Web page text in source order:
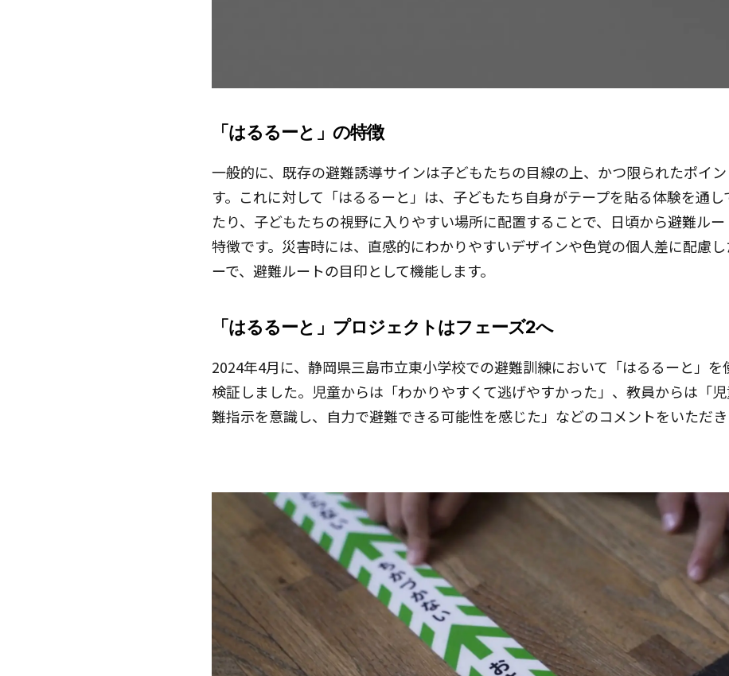
「はるるーと」の特徴
一般的に、既存の避難誘導サインは子どもたちの目線の上、かつ限られたポイ
す。これに対して「はるるーと」は、子どもたち自身がテープを貼る体験を通
たり、子どもたちの視野に入りやすい場所に配置することで、日頃から避難ル
特徴です。災害時には、直感的にわかりやすいデザインや色覚の個人差に配慮
ーで、避難ルートの目印として機能します。
「はるるーと」プロジェクトはフェーズ2へ
2024年4月に、静岡県三島市立東小学校での避難訓練において「はるるーと」を
検証しました。児童からは「わかりやすくて逃げやすかった」、教員からは「
難指示を意識し、自力で避難できる可能性を感じた」などのコメントをいただき